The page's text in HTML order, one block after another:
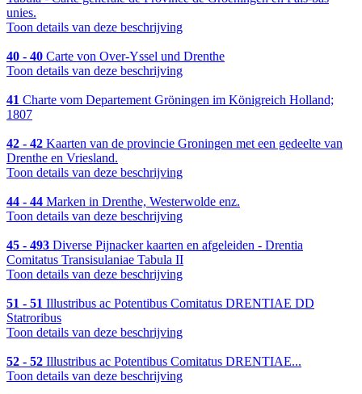
unies.
Toon details van deze beschrijving
40 - 40 Carte von Over-Yssel und Drenthe
Toon details van deze beschrijving
41 Charte vom Departement Gröningen im Königreich Holland;
1807
42 - 42 Kaarten van de provincie Groningen met een gedeelte van
Drenthe en Vriesland.
Toon details van deze beschrijving
44 - 44 Marken in Drenthe, Westerwolde enz.
Toon details van deze beschrijving
45 - 493 Diverse Pijnacker kaarten en afgeleiden - Drentia
Comitatus Transisulaniae Tabula II
Toon details van deze beschrijving
51 - 51 Illustribus ac Potentibus Comitatus DRENTIAE DD
Statroribus
Toon details van deze beschrijving
52 - 52 Illustribus ac Potentibus Comitatus DRENTIAE...
Toon details van deze beschrijving